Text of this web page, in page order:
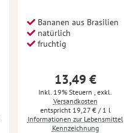
Bananen aus Brasilien
natürlich
fruchtig
13,49 €
Inkl. 19% Steuern, exkl.
Versandkosten
19,27 €/ 1 l
Informationen zur Lebensmittel
Kennzeichnung